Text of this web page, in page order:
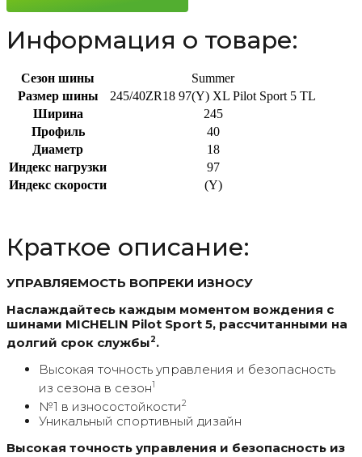
97(Y)
Информация о товаре:
Сезон шины
Summer
Размер шины
245/40ZR18 97(Y) XL Pilot Sport 5 TL
Ширина
245
Профиль
40
Диаметр
18
Индекс нагрузки
97
Индекс скорости
(Y)
Краткое описание:
УПРАВЛЯЕМОСТЬ ВОПРЕКИ ИЗНОСУ
Наслаждайтесь каждым моментом вождения с
шинами MICHELIN Pilot Sport 5, рассчитанными на
долгий срок службы2.
Высокая точность управления и безопасность
из сезона в сезон1
№1 в износостойкости2
Уникальный спортивный дизайн
Высокая точность управления и безопасность из